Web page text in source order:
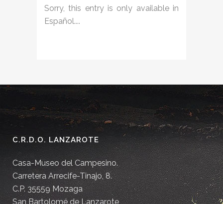
Sorry, this entry is only available in
Español....
C.R.D.O. LANZAROTE
Casa-Museo del Campesino.
Carretera Arrecife-Tinajo, 8.
C.P. 35559 Mozaga
San Bartolomé de Lanzarote